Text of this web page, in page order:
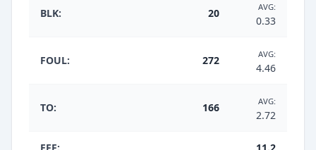
BLK: 20 AVG:
0.33
FOUL: 272 AVG:
4.46
TO: 166 AVG:
2.72